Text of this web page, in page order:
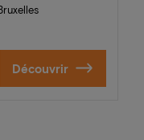
Découvrir